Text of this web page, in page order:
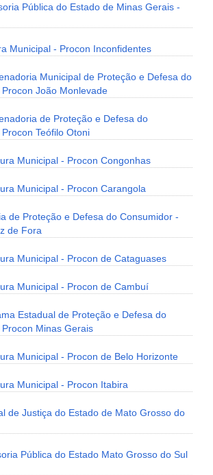
Pública do Estado de Minas Gerais -
Municipal - Procon Inconfidentes
Municipal de Proteção e Defesa do
João Monlevade
de Proteção e Defesa do
Teófilo Otoni
Municipal - Procon Congonhas
Municipal - Procon Carangola
de Proteção e Defesa do Consumidor -
de Fora
Municipal - Procon de Cataguases
Municipal - Procon de Cambuí
Estadual de Proteção e Defesa do
Minas Gerais
Municipal - Procon de Belo Horizonte
Municipal - Procon Itabira
de Justiça do Estado de Mato Grosso do
Pública do Estado Mato Grosso do Sul